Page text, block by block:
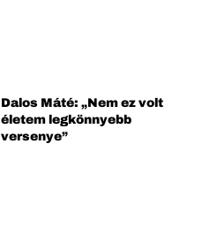
Dalos Máté: „Nem ez volt
életem legkönnyebb
versenye”